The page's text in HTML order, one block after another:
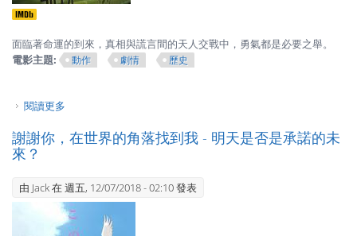
面臨著命運的到來，真相與謊言間的天人交戰中，勇氣都是必要之舉。
電影主題:
動作 劇情 歷史
閱讀更多
謝謝你，在世界的角落找到我 - 明天是否是承諾的未
來？
由 Jack在 週五, 12/07/2018 - 02:10 發表